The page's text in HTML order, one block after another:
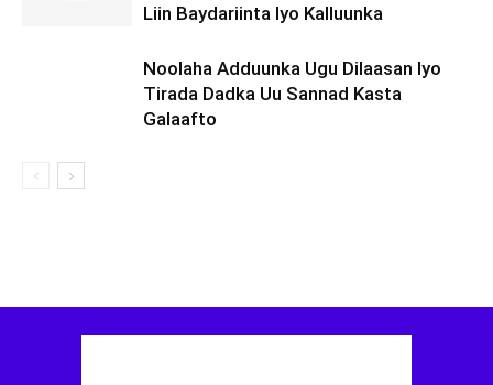
Liin Baydariinta Iyo Kalluunka
Noolaha Adduunka Ugu Dilaasan Iyo
Tirada Dadka Uu Sannad Kasta
Galaafto